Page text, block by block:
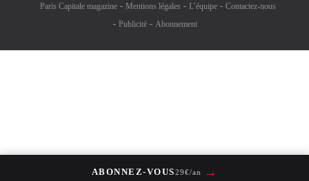
Paris Capitale magazine
Mentions légales L’équipe
Contactez-nous
Publicité
Abonnement
ABONNEZ-VOUS29€/an →